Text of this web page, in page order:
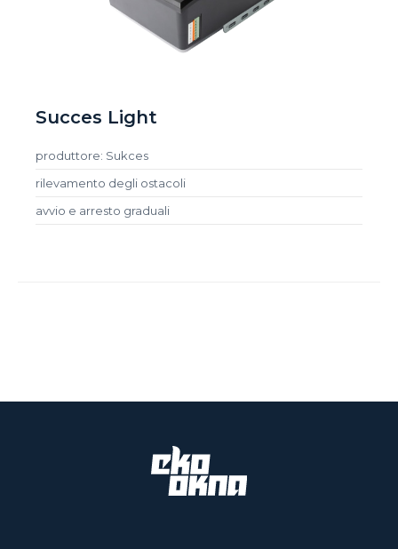
Succes Light
produttore: Sukces
rilevamento degli ostacoli
avvio e arresto graduali